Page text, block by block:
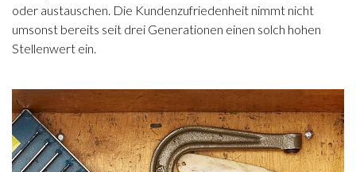
oder austauschen. Die Kundenzufriedenheit nimmt nicht
umsonst bereits seit drei Generationen einen solch hohen
Stellenwert ein.